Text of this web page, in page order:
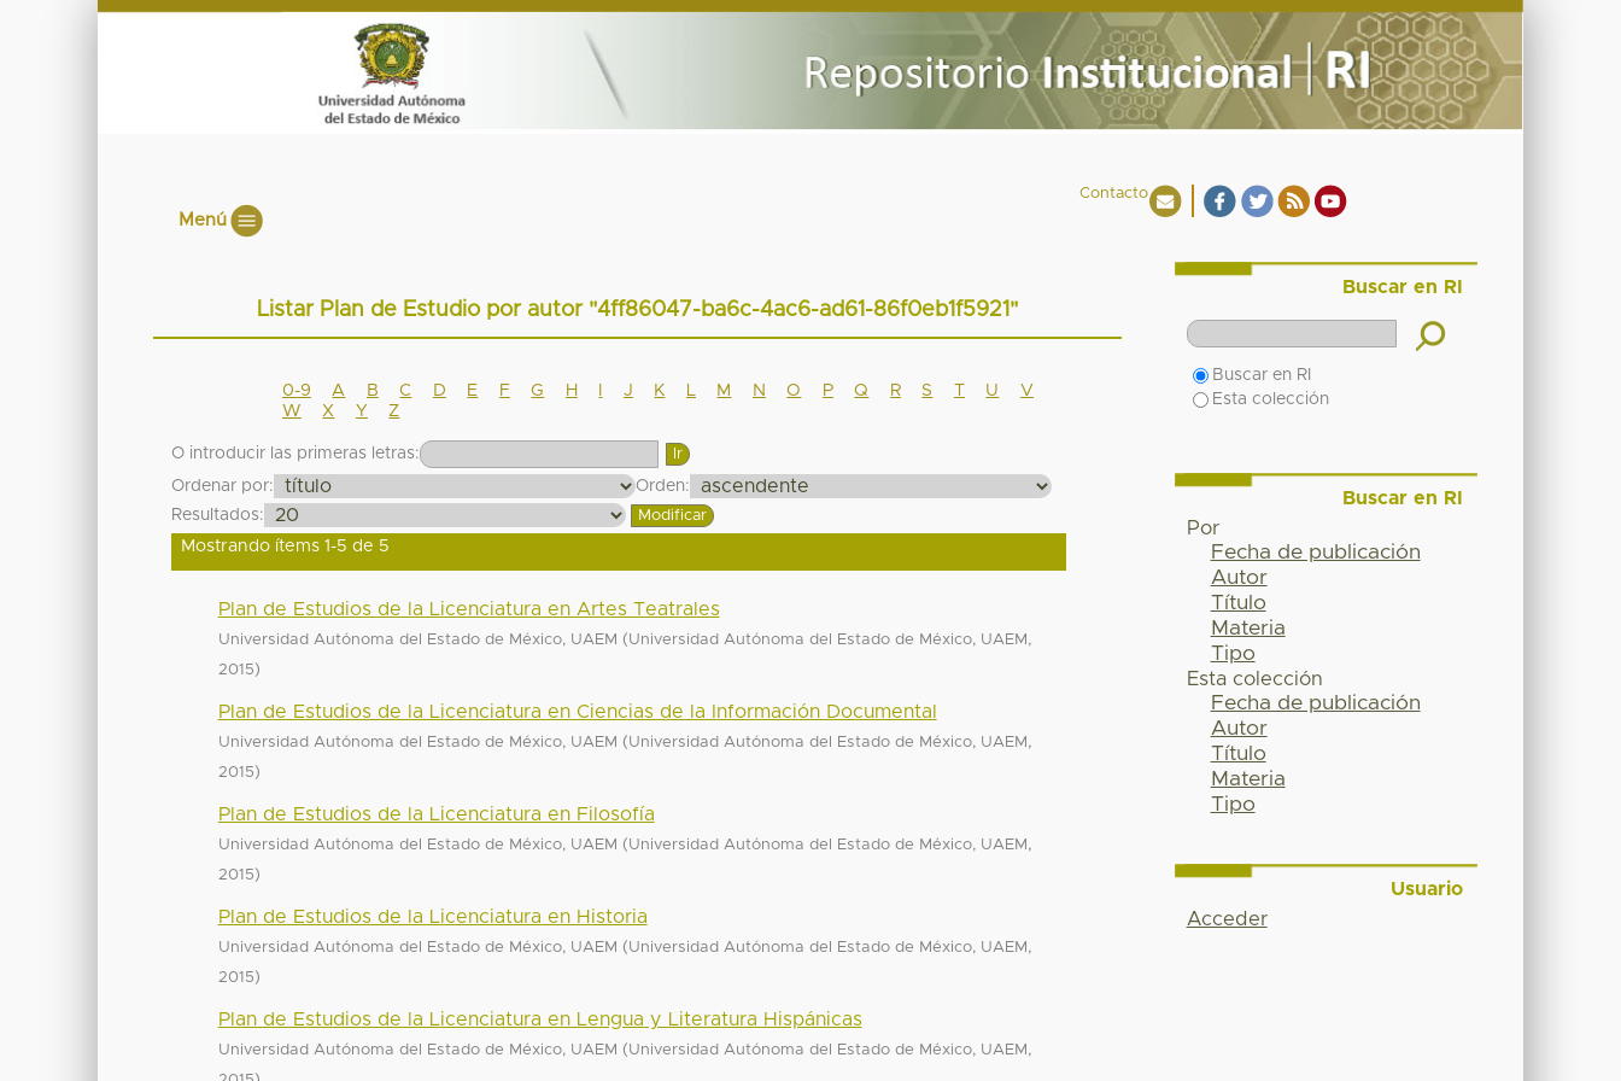
Contacto
Menú
Listar Plan de Estudio por autor "4ff86047-ba6c-4ac6-ad61-86f0eb1f5921"
0-9 A B C D E F G H J K M N O P Q R S T U
V
W
X Y Z
O introducir las primeras letras:
Ordenar por:
Orden:
Resultados:
Mostrando ítems 1-5 de 5
Plan de Estudios de la Licenciatura en Artes Teatrales
Universidad Autónoma del Estado de México, UAEM (Universidad Autónoma del Estado de México, UAEM ,
2015)
Plan de Estudios de la Licenciatura en Ciencias de la Información Documental
Universidad Autónoma del Estado de México, UAEM (Universidad Autónoma del Estado de México, UAEM ,
2015)
Plan de Estudios de la Licenciatura en Filosofía
Universidad Autónoma del Estado de México, UAEM (Universidad Autónoma del Estado de México, UAEM ,
2015)
Plan de Estudios de la Licenciatura en Historia
Universidad Autónoma del Estado de México, UAEM (Universidad Autónoma del Estado de México, UAEM ,
2015)
Plan de Estudios de la Licenciatura en Lengua y Literatura Hispánicas
Universidad Autónoma del Estado de México, UAEM (Universidad Autónoma del Estado de México, UAEM ,
Buscar en RI
Buscar en RI
Esta colección
Buscar en RI
Por
Fecha de publicación
Autor
Título
Materia
Tipo
Esta colección
Fecha de publicación
Autor
Título
Materia
Tipo
Usuario
Acceder